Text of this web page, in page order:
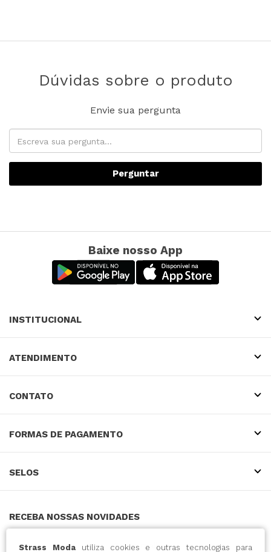
Strass Modautiliza cookies e outras tecnologias para
Dúvidas sobre o produto
Envie sua pergunta
Perguntar
Baixe nosso App
INSTITUCIONAL
ATENDIMENTO
CONTATO
FORMAS DE PAGAMENTO
SELOS
RECEBA NOSSAS NOVIDADES